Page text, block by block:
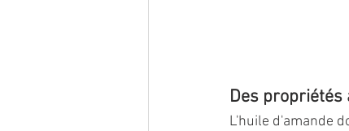
Des
L'huile d'amande